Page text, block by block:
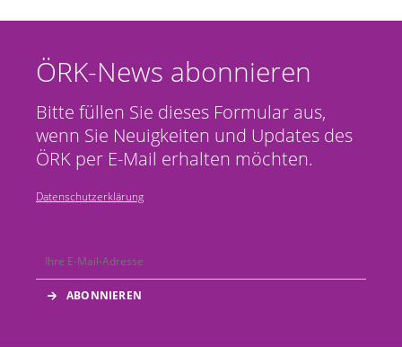
ÖRK-News abonnieren
Bitte füllen Sie dieses Formular aus,
wenn Sie Neuigkeiten und Updates des
ÖRK per E-Mail erhalten möchten.
Datenschutzerklärung